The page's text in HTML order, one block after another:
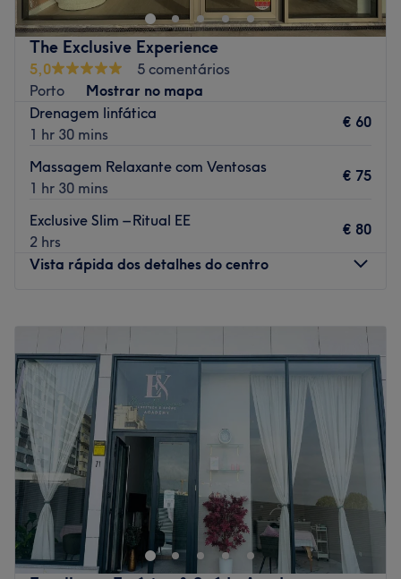
The Exclusive Experience
5,0
5 comentários
Porto
Mostrar no mapa
Drenagem linfática
1 hr 30 mins
€ 60
Massagem Relaxante com Ventosas
1 hr 30 mins
€ 75
Exclusive Slim – Ritual EE
2 hrs
€ 80
Vista rápida dos detalhes do centro
Terça-feira
Quarta-feira
10:00–18:00
Quinta-feira
10:00–18:00
Sexta-feira
–
Sábado
10:00 14:00
Domingo
Fechado
The Exclusive Experience encontra-se em Vila Nova de
Gaia. Neste salão oferecem os melhores tratamentos
para cuidar de si e desfrutar duma experiência
inolvidável!